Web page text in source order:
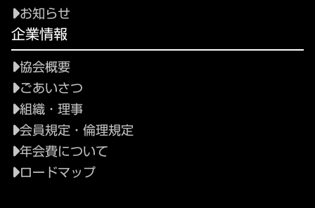
お知らせ
企業情報
協会概要
ごあいさつ
組織・理事
会員規定・倫理規定
年会費について
ロードマップ